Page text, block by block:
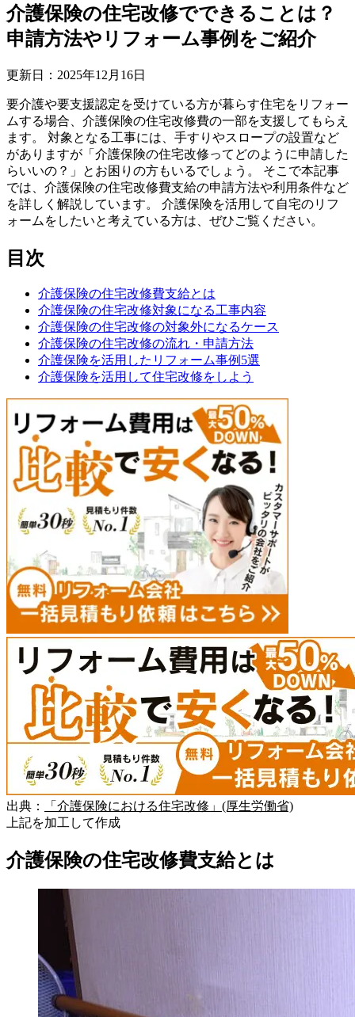
介護保険の住宅改修でできることは？
申請方法やリフォーム事例をご紹介
更新日： 2025年12 月 16日
要介護や要支援認定を受けている方が暮らす住宅をリフォー
ムする場合、介護保険の住宅改修費の一部を支援してもらえ
ます。 対象となる工事には、手すりやスロープの設置など
がありますが「介護保険の住宅改修ってどのように申請した
らいいの？」とお困りの方もいるでしょう。 そこで本記事
では、介護保険の住宅改修費支給の申請方法や利用条件など
を詳しく解説しています。 介護保険を活用して自宅のリフ
ォームをしたいと考えている方は、ぜひご覧ください。
目次
介護保険の住宅改修費支給とは
介護保険の住宅改修対象になる工事内容
介護保険の住宅改修の対象外になるケース
介護保険の住宅改修の流れ・申請方法
介護保険を活用したリフォーム事例5選
介護保険を活用して住宅改修をしよう
出典：
「介護保険における住宅改修」(厚生労働省)
上記を加工して作成
介護保険の住宅改修費支給とは